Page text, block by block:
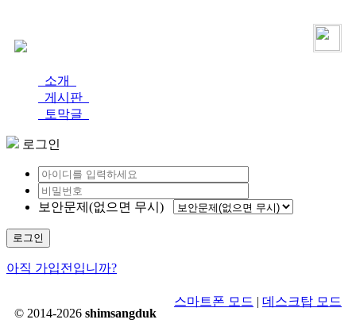
소개
게시판
토막글
로그인
보안문제(없으면 무시)
로그인
아직 가입전입니까?
© 2014-2026 shimsangduk
스마트폰 모드 | 데스크탑 모드